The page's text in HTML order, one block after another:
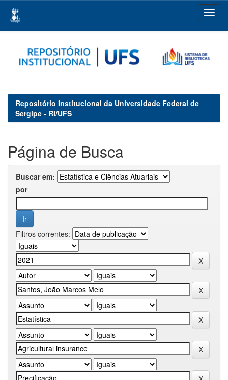
navigation
Repositório Institucional da Universidade Federal de
Sergipe - RI/UFS
Página de Busca
Buscar em:
por
Filtros correntes: